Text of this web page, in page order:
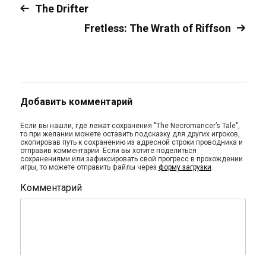
The Drifter
Fretless: The Wrath of Riffson
Добавить комментарий
Если вы нашли, где лежат сохранения "The Necromancer’s Tale",
то при желании можете оставить подсказку для других игроков,
скопировав путь к сохранению из адресной строки проводника и
отправив комментарий. Если вы хотите поделиться
сохранениями или зафиксировать свой прогресс в прохождении
игры, то можете отправить файлы через форму загрузки.
Комментарий